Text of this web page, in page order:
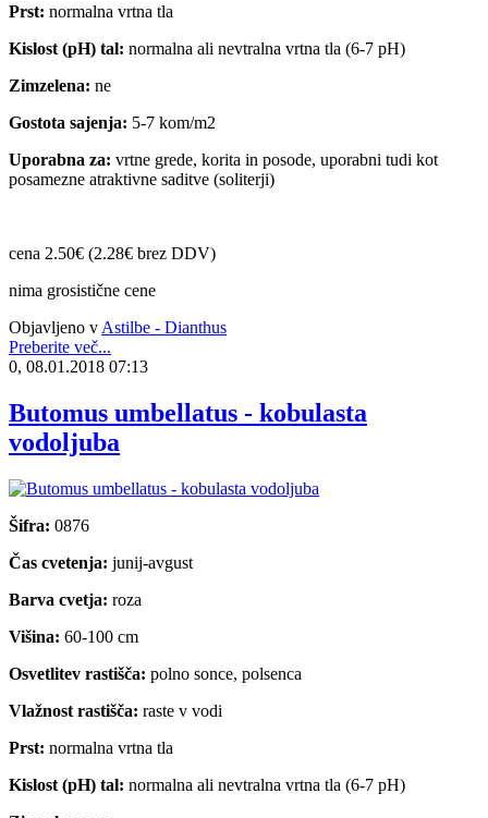
Prst: normalna vrtna tla
Kislost (pH) tal: normalna ali nevtralna vrtna tla (6-7 pH)
Zimzelena: ne
Gostota sajenja: 5-7 kom/m2
Uporabna za: vrtne grede, korita in posode, uporabni tudi kot
posamezne atraktivne saditve (soliterji)
cena 2.50€ (2.28€ brez DDV)
nima grosistične cene
Objavljeno v Astilbe - Dianthus
Preberite več...
0, 08.01.2018 07:13
Butomus umbellatus - kobulasta
vodoljuba
Šifra: 0876
Čas cvetenja: junij-avgust
Barva cvetja: roza
Višina: 60-100 cm
Osvetlitev rastišča: polno sonce, polsenca
Vlažnost rastišča: raste v vodi
Prst: normalna vrtna tla
Kislost (pH) tal: normalna ali nevtralna vrtna tla (6-7 pH)